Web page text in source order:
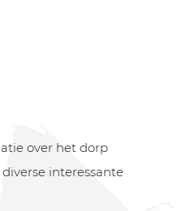
over het dorp
interessante